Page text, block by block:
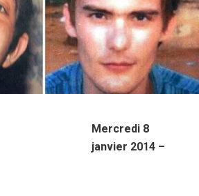
Mercredi 8
janvier 2014 –